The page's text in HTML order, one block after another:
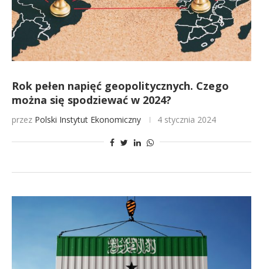
Rok pełen napięć geopolitycznych. Czego
można się spodziewać w 2024?
przez Polski Instytut Ekonomiczny 4 stycznia 2024